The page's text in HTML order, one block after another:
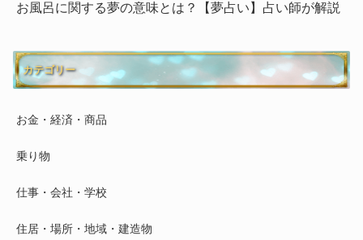
お風呂に関する夢の意味とは？【夢占い】占い師が解説
カテゴリー
お金・経済・商品
乗り物
仕事・会社・学校
住居・場所・地域・建造物